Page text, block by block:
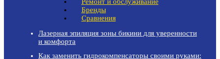
Бренды
Сравнения
Лазерная эпиляция зоны бикини для уверенности
и комфорта
Как заменить гидрокомпенсаторы своими руками: